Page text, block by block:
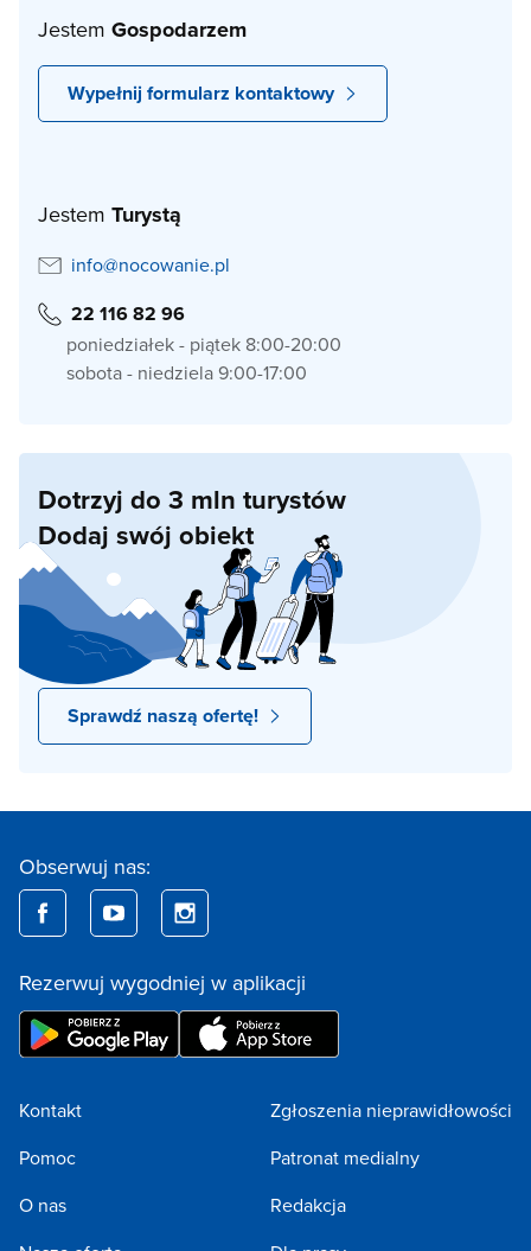
Jestem Gospodarzem
Wypełnij formularz kontaktowy
Jestem Turystą
info@nocowanie.pl
22 116 82 96
poniedziałek - piątek 8:00-20:00
sobota - niedziela 9:00-17:00
Dotrzyj do 3 mln turystów
Dodaj swój obiekt
Sprawdź naszą ofertę!
Obserwuj nas:
Rezerwuj wygodniej w aplikacji
Kontakt
Pomoc
O nas
Zgłoszenia nieprawidłowości
Patronat medialny
Redakcja